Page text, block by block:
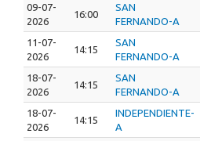
09-07-
2026
16:00
SAN
FERNANDO-A
11-07-
2026
14:15
SAN
FERNANDO-A
18-07-
2026
14:15
SAN
FERNANDO-A
18-07-
2026
14:15
INDEPENDIENTE-
A